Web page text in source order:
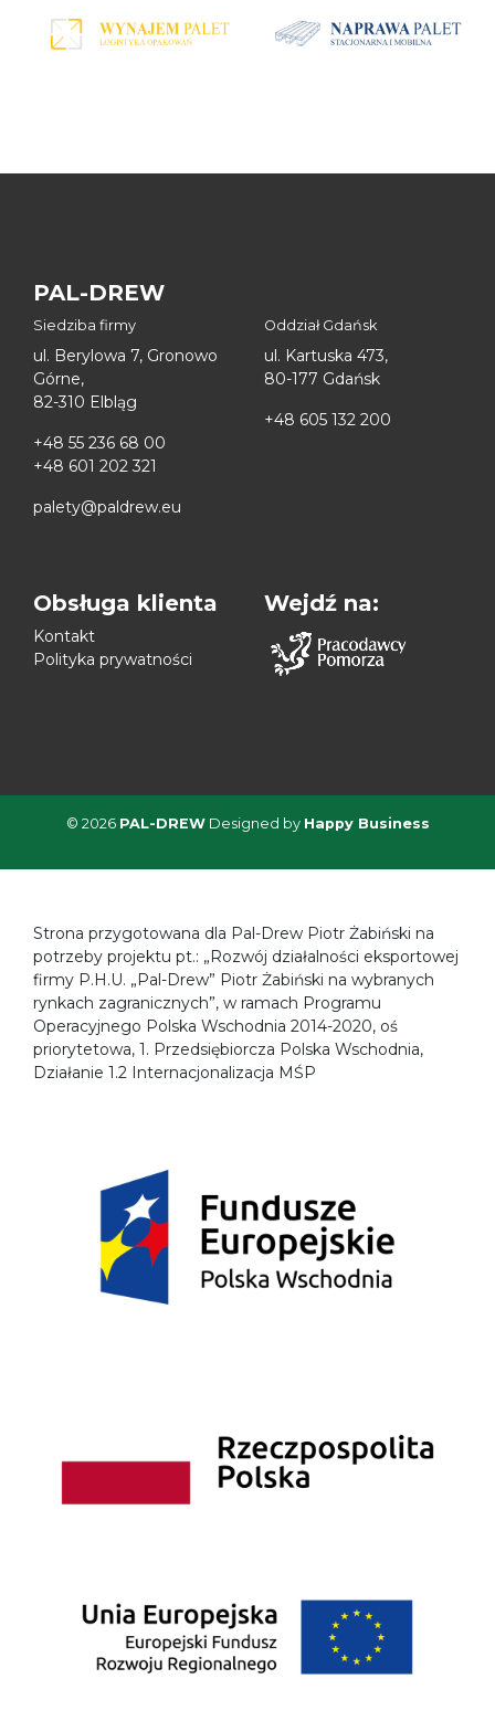
PAL-DREW
Siedziba firmy
ul. Berylowa 7, Gronowo
Górne,
82-310 Elbląg
+48 55 236 68 00
+48 601 202 321
palety@paldrew.eu
Oddział Gdańsk
ul. Kartuska 473,
80-177 Gdańsk
+48 605 132 200
Obsługa klienta
Kontakt
Polityka prywatności
Wejdź na:
© 2026 PAL-DREWDesigned by Happy Business
Strona przygotowana dla Pal-Drew Piotr Żabiński na
potrzeby projektu pt.: „Rozwój działalności eksportowej
firmy P.H.U. „Pal-Drew” Piotr Żabiński na wybranych
rynkach zagranicznych”, w ramach Programu
Operacyjnego Polska Wschodnia 2014-2020, oś
priorytetowa, 1. Przedsiębiorcza Polska Wschodnia,
Działanie 1.2 Internacjonalizacja MŚP